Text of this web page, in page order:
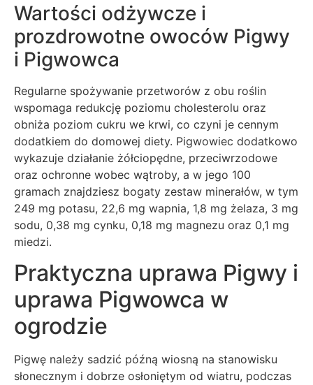
Wartości odżywcze i
prozdrowotne owoców Pigwy
i Pigwowca
Regularne spożywanie przetworów z obu roślin
wspomaga redukcję poziomu cholesterolu oraz
obniża poziom cukru we krwi, co czyni je cennym
dodatkiem do domowej diety. Pigwowiec dodatkowo
wykazuje działanie żółciopędne, przeciwrzodowe
oraz ochronne wobec wątroby, a w jego 100
gramach znajdziesz bogaty zestaw minerałów, w tym
249 mg potasu, 22,6 mg wapnia, 1,8 mg żelaza, 3 mg
sodu, 0,38 mg cynku, 0,18 mg magnezu oraz 0,1 mg
miedzi.
Praktyczna uprawa Pigwy i
uprawa Pigwowca w
ogrodzie
Pigwę należy sadzić późną wiosną na stanowisku
słonecznym i dobrze osłoniętym od wiatru, podczas